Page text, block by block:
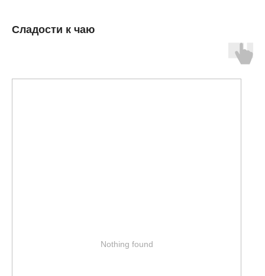
Сладости к чаю
Nothing found